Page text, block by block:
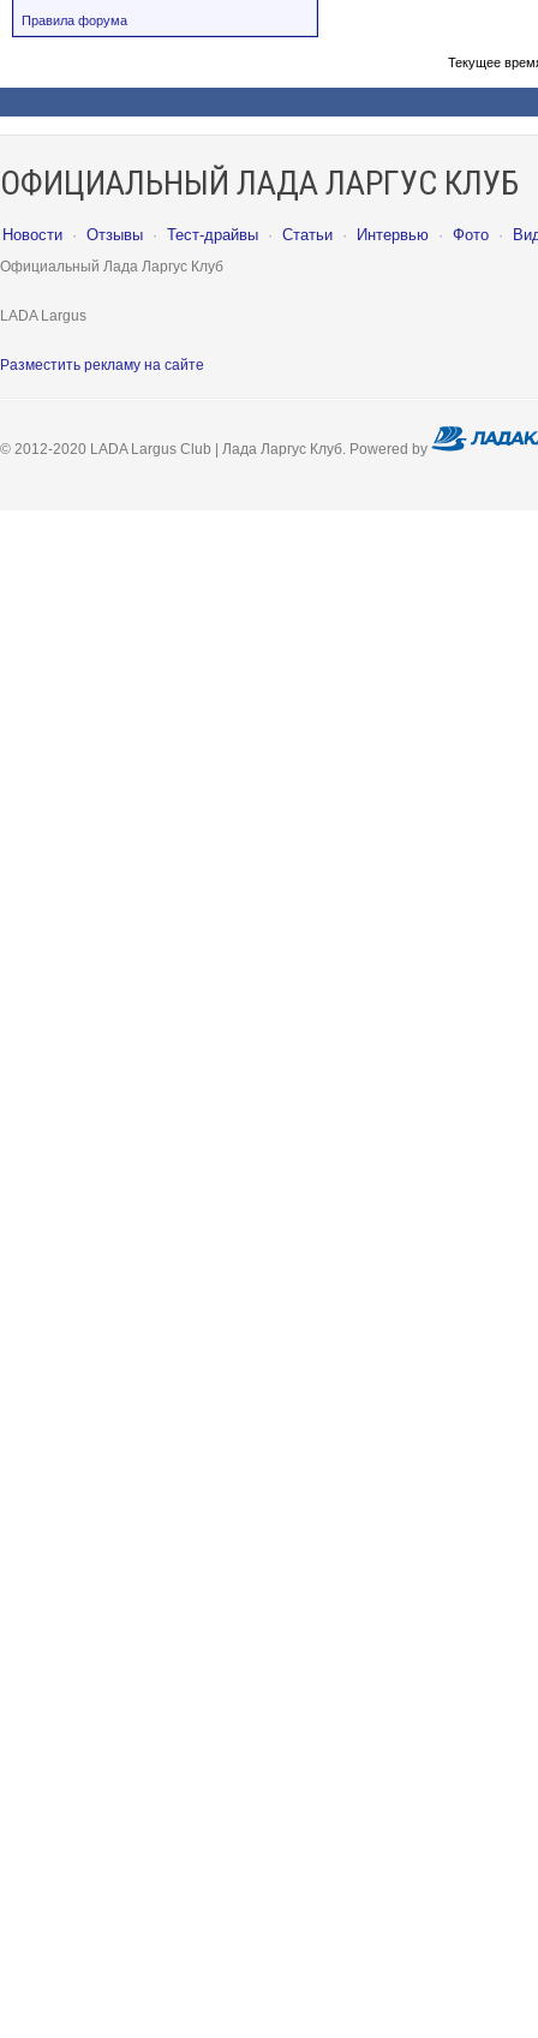
Правила форума
Текущее
ОФИЦИАЛЬНЫЙ ЛАДА ЛАРГУС КЛУБ
Новости · Отзывы · Тест-драйвы · Статьи · Интервью · Фото ·
Официальный Лада Ларгус Клуб
LADA Largus
Разместить рекламу на сайте
© 2012-2020 LADA Largus Club | Лада Ларгус Клуб. Powered by